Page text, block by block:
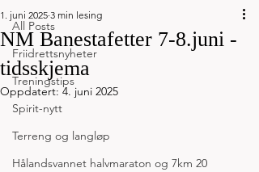
All Posts
Friidrettsnyheter
Treningstips
Spirit-nytt
Terreng og langløp
Hålandsvannet halvmaraton og 7km 20
NM Banestafetter 7-8.juni -
tidsskjema
1. juni 2025 3 min lesing
Oppdatert: 4. juni 2025